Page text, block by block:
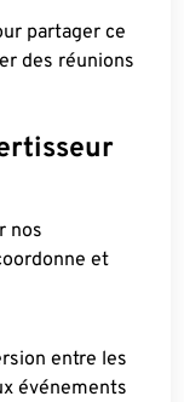
partager ce
des réunions
nos
et
entre les
événements